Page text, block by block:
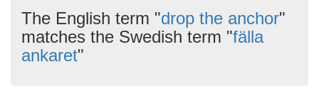
The English term "drop the anchor"
matches the Swedish term "fälla
ankaret"